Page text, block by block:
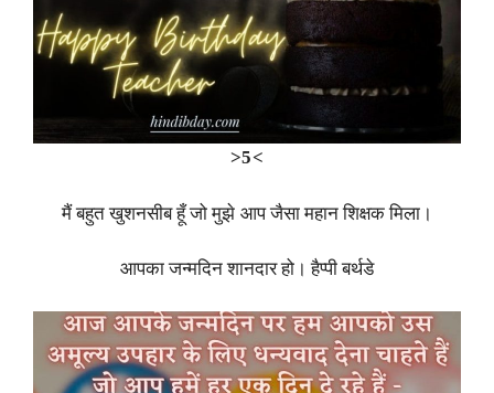
>5<
मैं बहुत खुशनसीब हूँ जो मुझे आप जैसा महान शिक्षक मिला।
आपका जन्मदिन शानदार हो। हैप्पी बर्थडे